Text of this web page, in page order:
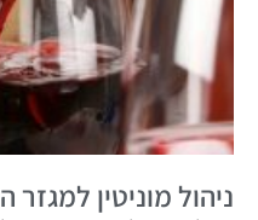
ניהול מוניטין למגזר